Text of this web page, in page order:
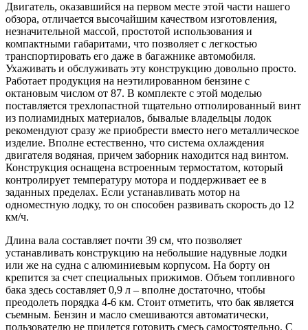
Двигатель, оказавшийся на первом месте этой части нашего
обзора, отличается высочайшим качеством изготовления,
незначительной массой, простотой использования и
компактными габаритами, что позволяет с легкостью
транспортировать его даже в багажнике автомобиля.
Ухаживать и обслуживать эту конструкцию довольно просто.
Работает продукция на неэтилированном бензине с
октановым числом от 87. В комплекте с этой моделью
поставляется трехлопастной тщательно отполированный винт
из полиамидных материалов, бывалые владельцы лодок
рекомендуют сразу же приобрести вместо него металлическое
изделие. Вполне естественно, что система охлаждения
двигателя водяная, причем заборник находится над винтом.
Конструкция оснащена встроенным термостатом, который
контролирует температуру мотора и поддерживает ее в
заданных пределах. Если устанавливать мотор на
одноместную лодку, то он способен развивать скорость до 12
км/ч.
Длина вала составляет почти 39 см, что позволяет
устанавливать конструкцию на небольшие надувные лодки
или же на судна с алюминиевым корпусом. На борту он
крепится за счет специальных прижимов. Объем топливного
бака здесь составляет 0,9 л – вполне достаточно, чтобы
преодолеть порядка 4-6 км. Стоит отметить, что бак является
съемным. Бензин и масло смешиваются автоматически,
пользователю не придется готовить смесь самостоятельно. С